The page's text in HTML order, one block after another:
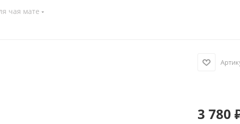
чая мате
3 780